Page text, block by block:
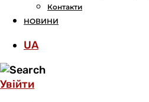
Контакти
НОВИНИ
UA
Увійти